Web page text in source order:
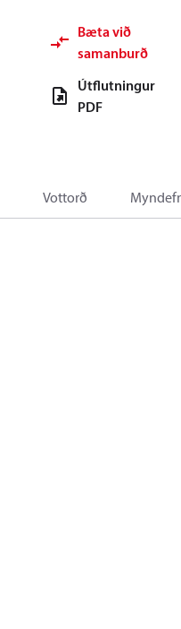
Bæta við
samanburð
Útflutningur
PDF
Vottorð